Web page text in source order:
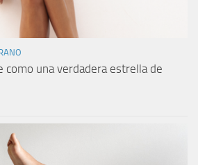
como una verdadera estrella de